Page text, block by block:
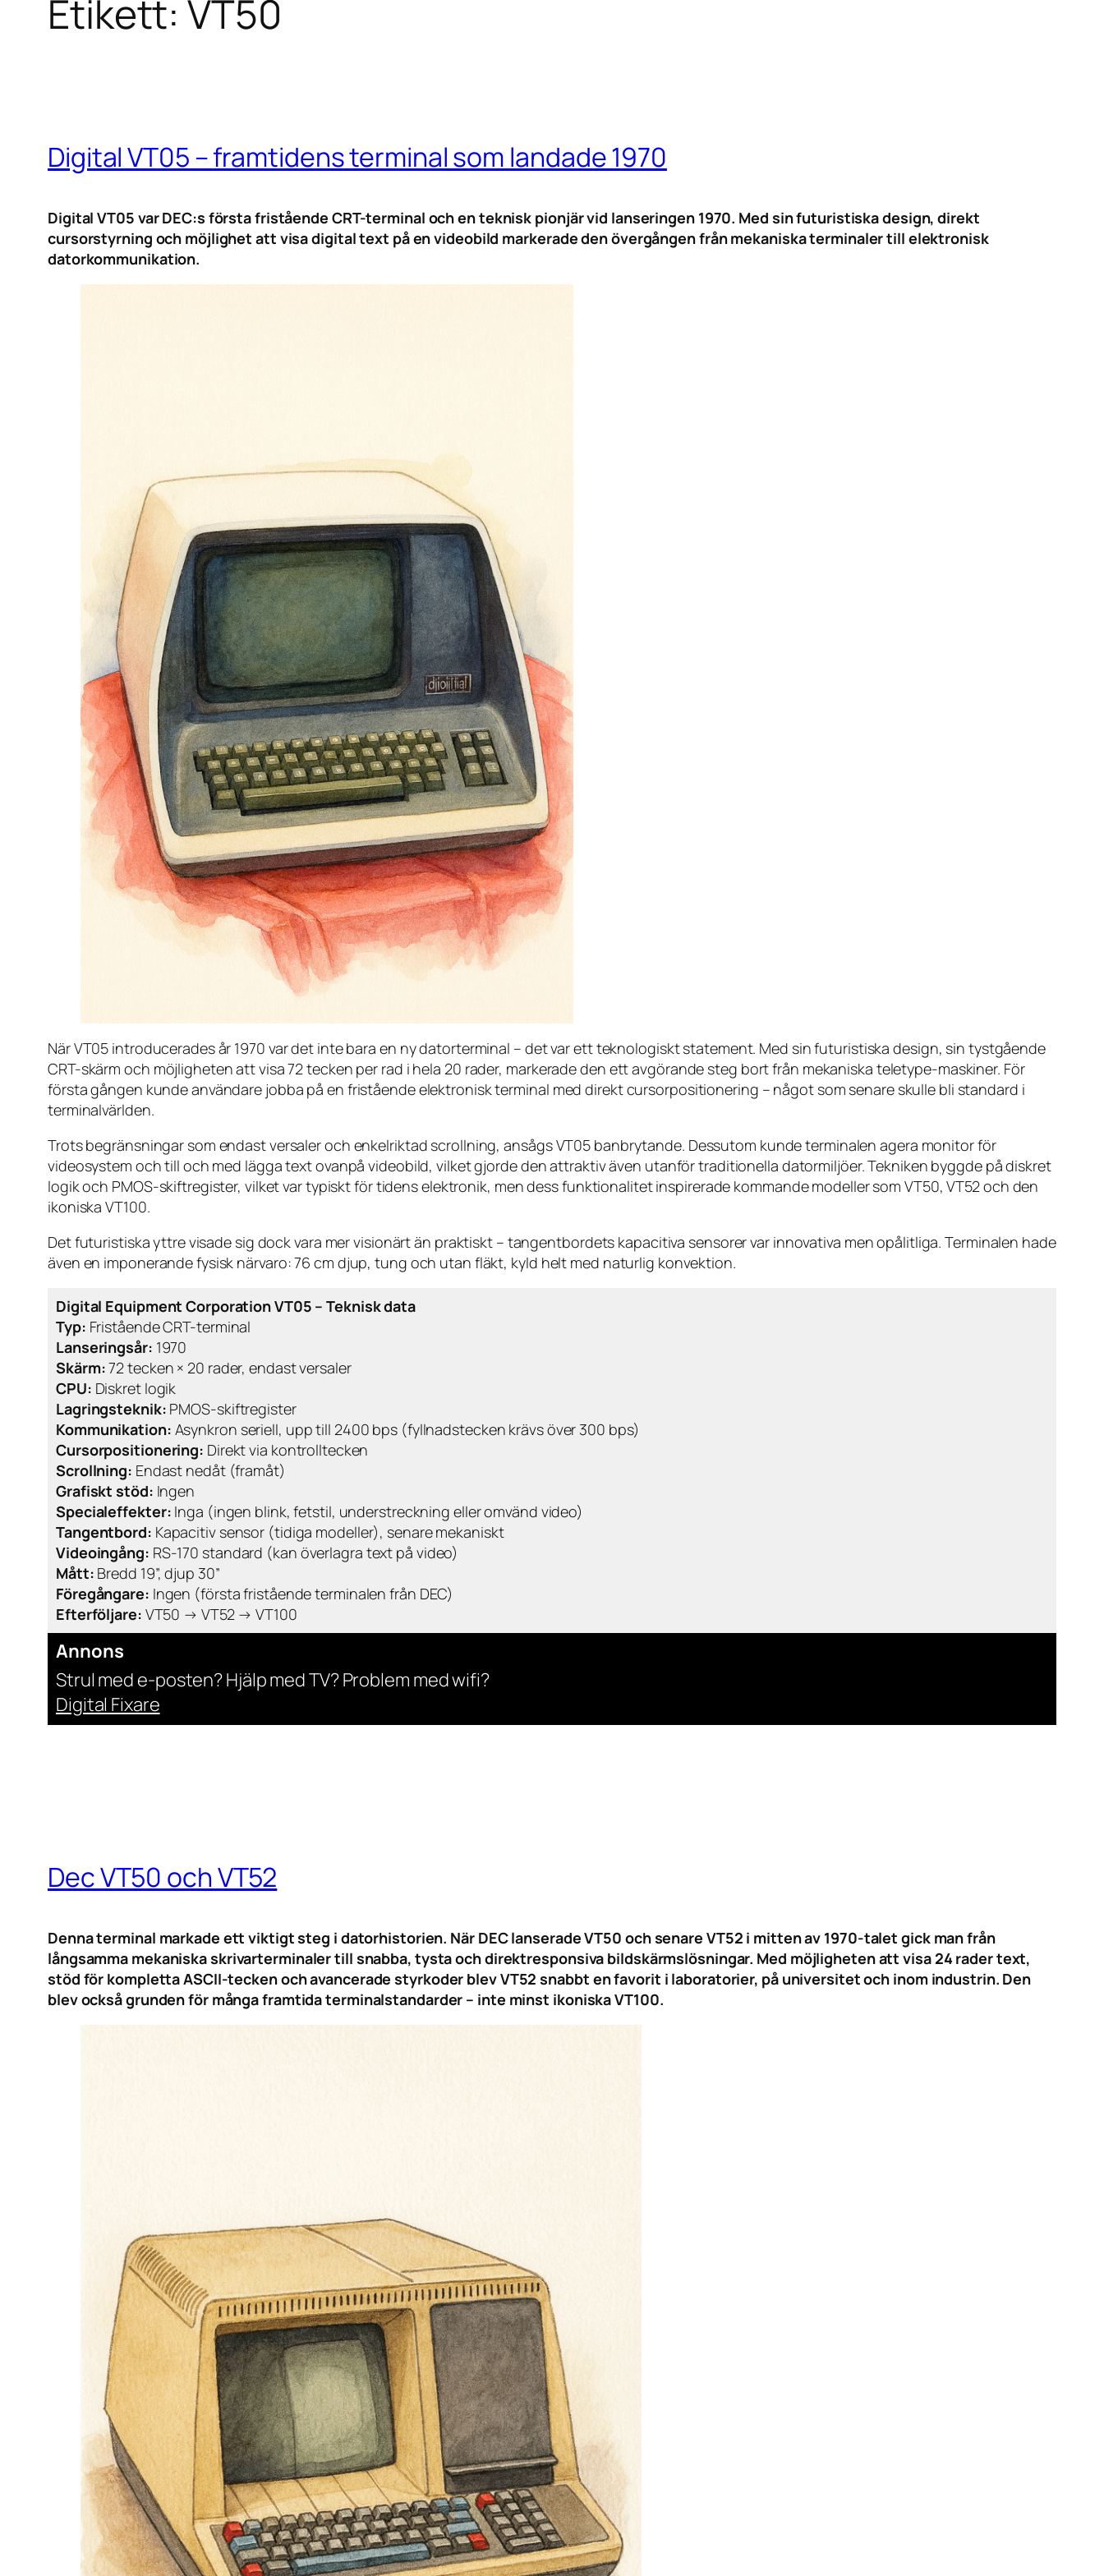
Etikett:VT50
Digital VT05 – framtidens terminal som landade 1970
Digital VT05 var DEC:s första fristående CRT-terminal och en teknisk pionjär vid lanseringen 1970. Med sin futuristiska design, direkt
cursorstyrning och möjlighet att visa digital text på en videobild markerade den övergången från mekaniska terminaler till elektronisk
datorkommunikation.
När VT05 introducerades år 1970 var det inte bara en ny datorterminal – det var ett teknologiskt statement. Med sin futuristiska design, sin tystgående
CRT-skärm och möjligheten att visa 72 tecken per rad i hela 20 rader, markerade den ett avgörande steg bort från mekaniska teletype-maskiner. För
första gången kunde användare jobba på en fristående elektronisk terminal med direkt cursorpositionering – något som senare skulle bli standard i
terminalvärlden.
Trots begränsningar som endast versaler och enkelriktad scrollning, ansågs VT05 banbrytande. Dessutom kunde terminalen agera monitor för
videosystem och till och med lägga text ovanpå videobild, vilket gjorde den attraktiv även utanför traditionella datormiljöer. Tekniken byggde på diskret
logik och PMOS-skiftregister, vilket var typiskt för tidens elektronik, men dess funktionalitet inspirerade kommande modeller som VT50, VT52 och den
ikoniska VT100.
Det futuristiska yttre visade sig dock vara mer visionärt än praktiskt – tangentbordets kapacitiva sensorer var innovativa men opålitliga. Terminalen hade
även en imponerande fysisk närvaro: 76 cm djup, tung och utan fläkt, kyld helt med naturlig konvektion.
Digital Equipment Corporation VT05 – Teknisk data
Typ: Fristående CRT-terminal
Lanseringsår: 1970
Skärm:72 tecken × 20 rader, endast versaler
CPU: Diskret logik
Lagringsteknik: PMOS-skiftregister
Kommunikation: Asynkron seriell, upp till 2400 bps (fyllnadstecken krävs över 300 bps)
Cursorpositionering: Direkt via kontrolltecken
Scrollning: Endast nedåt (framåt)
Grafiskt stöd: Ingen
Specialeffekter: Inga (ingen blink, fetstil, understreckning eller omvänd video)
Tangentbord: Kapacitiv sensor (tidiga modeller), senare mekaniskt
Videoingång: RS-170 standard (kan överlagra text på video)
Mått: Bredd 19”, djup 30”
Föregångare: Ingen (första fristående terminalen från DEC)
Efterföljare: VT50 → VT52 → VT100
Annons
Strul med e-posten? Hjälp med TV? Problem med wifi?
Digital Fixare
Dec VT50 och VT52
Denna terminal markade ett viktigt steg i datorhistorien. När DEC lanserade VT50 och senare VT52 i mitten av 1970-talet gick man från
långsamma mekaniska skrivarterminaler till snabba, tysta och direktresponsiva bildskärmslösningar. Med möjligheten att visa 24 rader text,
stöd för kompletta ASCII-tecken och avancerade styrkoder blev VT52 snabbt en favorit i laboratorier, på universitet och inom industrin. Den
blev också grunden för många framtida terminalstandarder – inte minst ikoniska VT100.